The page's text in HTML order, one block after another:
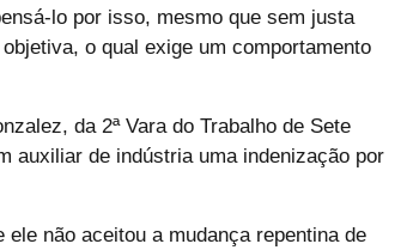
lo por isso, mesmo que sem justa
o qual exige um comportamento
da 2ª Vara do Trabalho de Sete
auxiliar de indústria uma indenização por
não aceitou a mudança repentina de